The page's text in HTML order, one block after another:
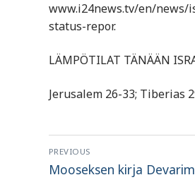
www.i24news.tv/en/news/
status-repor.
LÄMPÖTILAT TÄNÄÄN
Jerusalem 26-33; Tiberias
Artikkelien
selaus
PREVIOUS
Previous
Mooseksen kirja